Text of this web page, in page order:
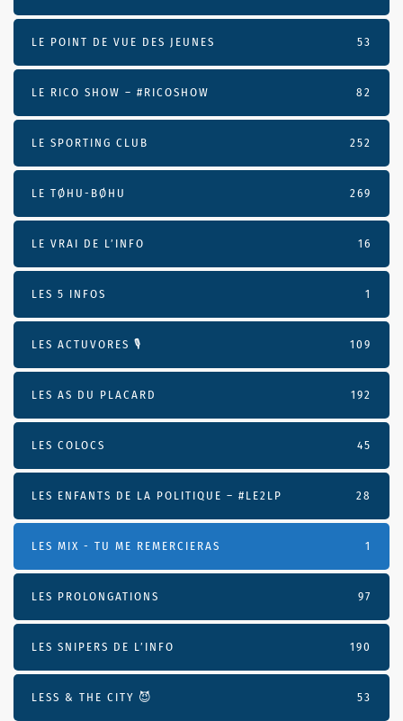
LE POINT DE VUE DES JEUNES 53
LE RICO SHOW – #RICOSHOW 82
LE SPORTING CLUB 252
LE TØHU-BØHU 269
LE VRAI DE L’INFO 16
LES 5 INFOS 1
LES ACTUVORES 🎙 109
LES AS DU PLACARD 192
LES COLOCS 45
LES ENFANTS DE LA POLITIQUE – #LE2LP 28
LES MIX - TU ME REMERCIERAS 1
LES PROLONGATIONS 97
LES SNIPERS DE L’INFO 190
LESS & THE CITY 😈 53